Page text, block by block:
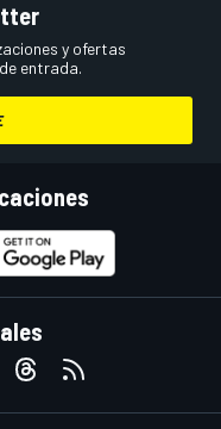
y ofertas
entrada.